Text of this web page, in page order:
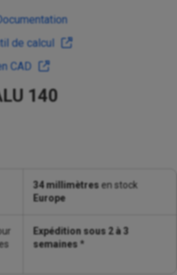
de calcul
CAD
140
34 millimètresen stock
Europe
Expédition sous 2 à 3
semaines *